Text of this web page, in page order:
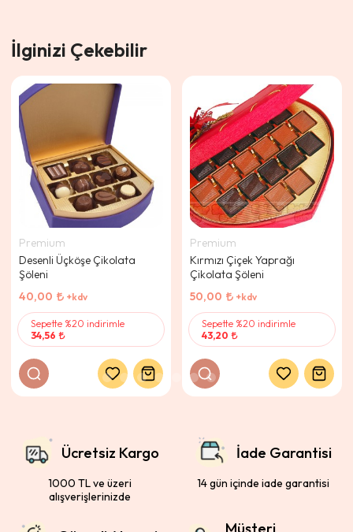
İlginizi Çekebilir
Premium
Desenli Üçköşe Çikolata
Şöleni
40,00
+kdv
Sepette %20 indirimle
34,56
Premium
Kırmızı Çiçek Yaprağı
Çikolata Şöleni
50,00
+kdv
Sepette %20 indirimle
43,20
Ücretsiz Kargo
1000 TL ve üzeri
alışverişlerinizde
İade Garantisi
14 gün içinde iade garantisi
Müşteri